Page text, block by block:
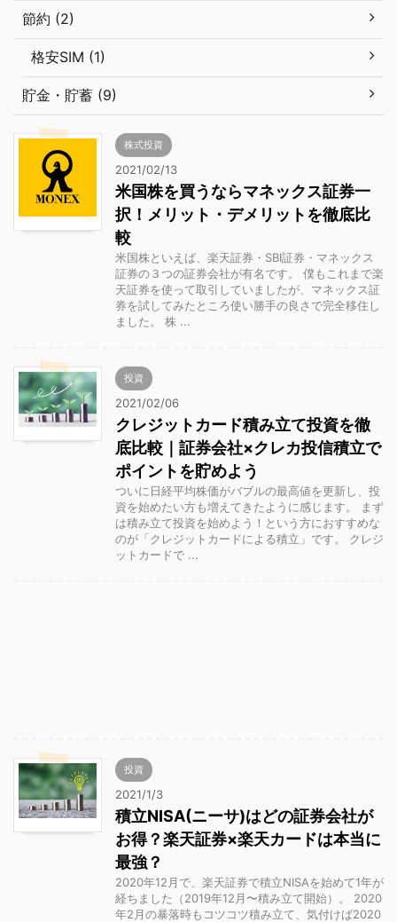
節約 (2)
格安SIM (1)
貯金・貯蓄 (9)
株式投資
2021/02/13
米国株を買うならマネックス証券一
択！メリット・デメリットを徹底比
較
米国株といえば、楽天証券・SBI証券・マネックス
証券の３つの証券会社が有名です。 僕もこれまで楽
天証券を使って取引していましたが、マネックス証
券を試してみたところ使い勝手の良さで完全移住し
ました。 株 ...
投資
2021/02/06
クレジットカード積み立て投資を徹
底比較｜証券会社×クレカ投信積立で
ポイントを貯めよう
ついに日経平均株価がバブルの最高値を更新し、投
資を始めたい方も増えてきたように感じます。 まず
は積み立て投資を始めよう！という方におすすめな
のが「クレジットカードによる積立」です。 クレジ
ットカードで ...
投資
2021/1/3
積立NISA(ニーサ)はどの証券会社が
お得？楽天証券×楽天カードは本当に
最強？
2020年12月で、楽天証券で積立NISAを始めて1年が
経ちました（2019年12月〜積み立て開始）。 2020
年2月の暴落時もコツコツ積み立て、気付けば2020